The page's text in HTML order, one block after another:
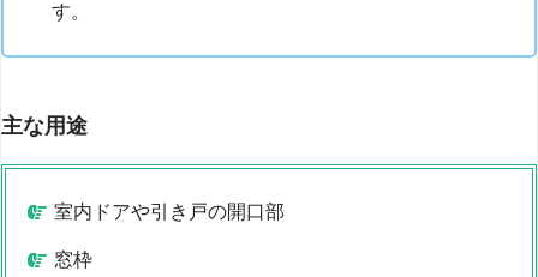
す。
主な用途
室内ドアや引き戸の開口部
窓枠